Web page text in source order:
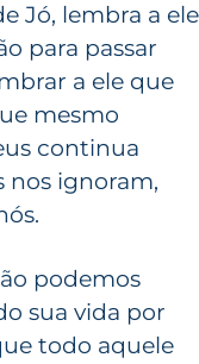
Jó, lembra a ele
para passar
a ele que
mesmo
continua
nos ignoram,
podemos
sua vida por
todo aquele